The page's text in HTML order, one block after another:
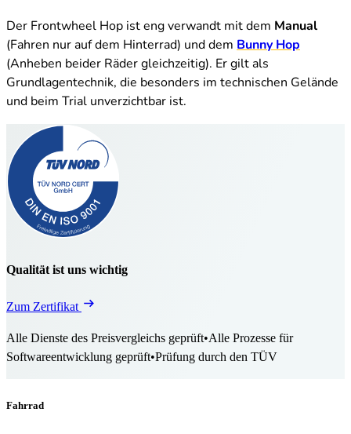
Der Frontwheel Hop ist eng verwandt mit dem Manual
(Fahren nur auf dem Hinterrad) und dem Bunny Hop
(Anheben beider Räder gleichzeitig). Er gilt als
Grundlagentechnik, die besonders im technischen Gelände
und beim Trial unverzichtbar ist.
Qualität ist uns wichtig
Zum Zertifikat
Alle Dienste des Preisvergleichs geprüft•Alle Prozesse für
Softwareentwicklung geprüft•Prüfung durch den TÜV
Fahrrad